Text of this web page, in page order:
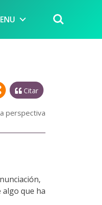
Citar
perspectiva
que ha